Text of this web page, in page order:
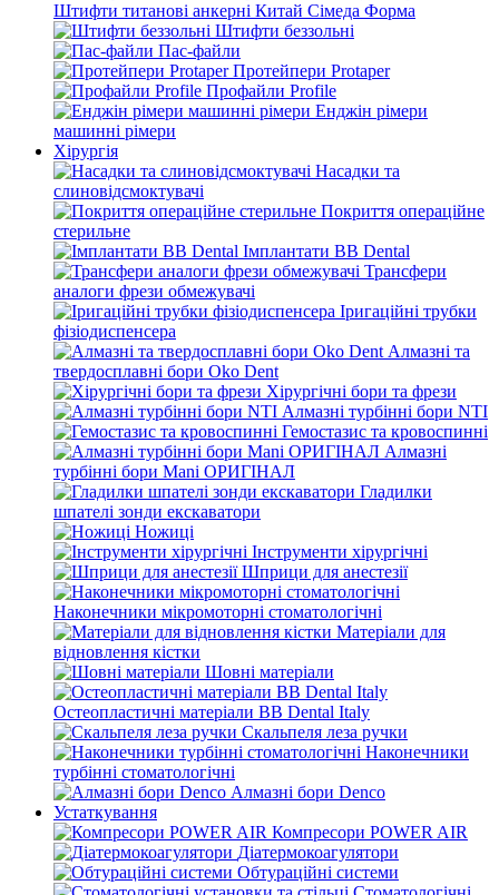
Штифти титанові анкерні Китай Сімеда Форма
Штифти беззольні
Пас-файли
Протейпери Protaper
Профайли Profile
Енджін рімери
машинні рімери
Хірургія
Насадки та
слиновідсмоктувачі
Покриття операційне
стерильне
Імплантати BB Dental
Трансфери
аналоги фрези обмежувачі
Іригаційні трубки
фізіодиспенсера
Алмазні та
твердосплавні бори Oko Dent
Хірургічні бори та фрези
Алмазні турбінні бори NTI
Гемостазис та кровоспинні
Алмазні
турбінні бори Mani ОРИГІНАЛ
Гладилки
шпателі зонди екскаватори
Ножиці
Інструменти хірургічні
Шприци для анестезії
Наконечники мікромоторні стоматологічні
Матеріали для
відновлення кістки
Шовні матеріали
Остеопластичні матеріали BB Dental Italy
Скальпеля леза ручки
Наконечники
турбінні стоматологічні
Алмазні бори Denco
Устаткування
Компресори POWER AIR
Діатермокоагулятори
Обтураційні системи